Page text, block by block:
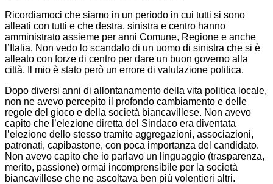
Ricordiamoci che siamo in un periodo in cui tutti si sono
alleati con tutti e che destra, sinistra e centro hanno
amministrato assieme per anni Comune, Regione e anche
l’Italia. Non vedo lo scandalo di un uomo di sinistra che si è
alleato con forze di centro per dare un buon governo alla
città. Il mio è stato però un errore di valutazione politica.
Dopo diversi anni di allontanamento della vita politica locale,
non ne avevo percepito il profondo cambiamento e delle
regole del gioco e della società biancavillese. Non avevo
capito che l’elezione diretta del Sindaco era diventata
l’elezione dello stesso tramite aggregazioni, associazioni,
patronati, capibastone, con poca importanza del candidato.
Non avevo capito che io parlavo un linguaggio (trasparenza,
merito, passione) ormai incomprensibile per la società
biancavillese che ne ascoltava ben più volentieri altri.